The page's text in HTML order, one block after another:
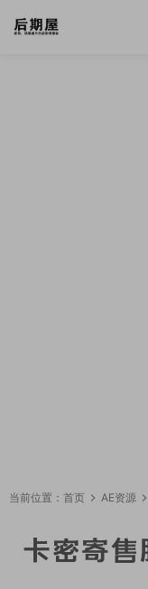
当前位置： 首页 AE资源